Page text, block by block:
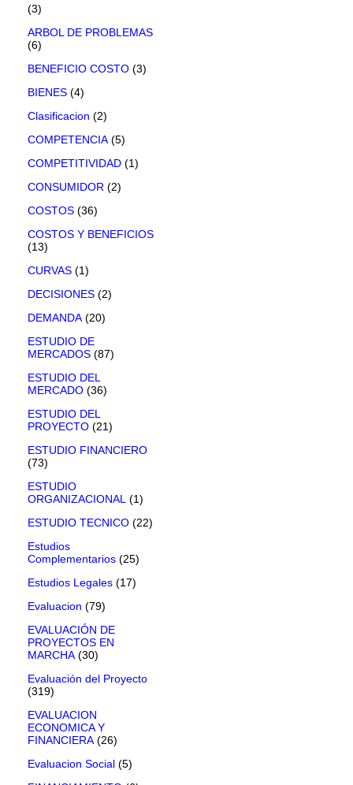
(3)
ARBOL DE PROBLEMAS
(6)
BENEFICIO COSTO (3)
BIENES (4)
Clasificacion (2)
COMPETENCIA (5)
COMPETITIVIDAD (1)
CONSUMIDOR (2)
COSTOS (36)
COSTOS Y BENEFICIOS
(13)
CURVAS (1)
DECISIONES (2)
DEMANDA (20)
ESTUDIO DE
MERCADOS (87)
ESTUDIO DEL
MERCADO (36)
ESTUDIO DEL
PROYECTO (21)
ESTUDIO FINANCIERO
(73)
ESTUDIO
ORGANIZACIONAL (1)
ESTUDIO TECNICO (22)
Estudios
Complementarios (25)
Estudios Legales (17)
Evaluacion (79)
EVALUACIÓN DE
PROYECTOS EN
MARCHA (30)
Evaluación del Proyecto
(319)
EVALUACION
ECONOMICA Y
FINANCIERA (26)
Evaluacion Social (5)